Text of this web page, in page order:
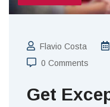
Flavio Costa
0 Comments
Get